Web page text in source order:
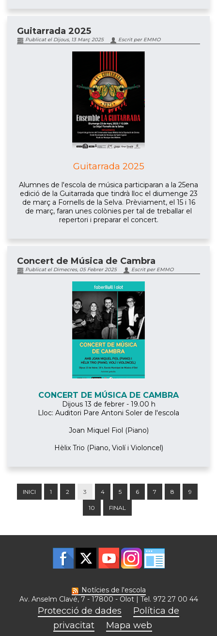
Guitarrada 2025
Publicat el Dijous, 13 Març 2025 Escrit per EMMO
Guitarrada 2025
Alumnes de l'escola de música participaran a la 25ena
edició de la Guitarrada que tindrà lloc el diumenge 23
de març a Fornells de la Selva. Prèviament, el 15 i 16
de març, faran unes colònies per tal de treballar el
repertori i preparar el concert.
Concert de Música de Cambra
Publicat el Dimecres, 05 Febrer 2025 Escrit per EMMO
CONCERT DE MÚSICA DE CAMBRA
Dijous 13 de febrer - 19.00 h
Lloc: Auditori Pare Antoni Soler de l'escola
Joan Miquel Fiol (Piano)
Hèlix Trio (Piano, Violí i Violoncel)
INICI 1 2 3 4 5 6 7 8 9
10 FINAL
Notícies de l'escola
Av. Anselm Clavé, 7 - 17800 - Olot | Tel. 972 27 00 44
Protecció de dades
Política de
privacitat
Mapa web